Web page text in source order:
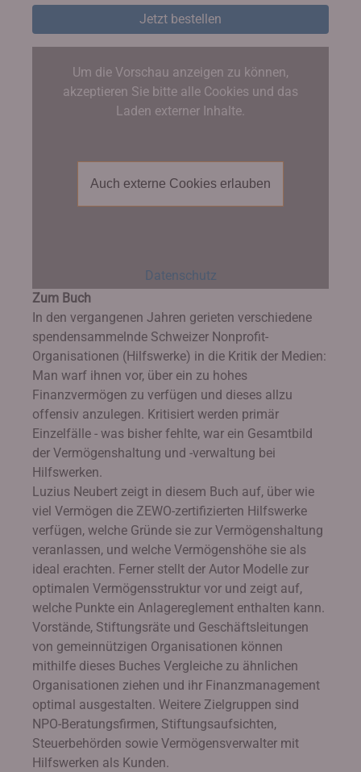
Jetzt bestellen
Um die Vorschau anzeigen zu können,
akzeptieren Sie bitte alle Cookies und das
Laden externer Inhalte.
Auch externe Cookies erlauben
Datenschutz
Zum Buch
In den vergangenen Jahren gerieten verschiedene
spendensammelnde Schweizer Nonprofit-
Organisationen (Hilfswerke) in die Kritik der Medien:
Man warf ihnen vor, über ein zu hohes
Finanzvermögen zu verfügen und dieses allzu
offensiv anzulegen. Kritisiert werden primär
Einzelfälle - was bisher fehlte, war ein Gesamtbild
der Vermögenshaltung und -verwaltung bei
Hilfswerken.
Luzius Neubert zeigt in diesem Buch auf, über wie
viel Vermögen die ZEWO-zertifizierten Hilfswerke
verfügen, welche Gründe sie zur Vermögenshaltung
veranlassen, und welche Vermögenshöhe sie als
ideal erachten. Ferner stellt der Autor Modelle zur
optimalen Vermögensstruktur vor und zeigt auf,
welche Punkte ein Anlagereglement enthalten kann.
Vorstände, Stiftungsräte und Geschäftsleitungen
von gemeinnützigen Organisationen können
mithilfe dieses Buches Vergleiche zu ähnlichen
Organisationen ziehen und ihr Finanzmanagement
optimal ausgestalten. Weitere Zielgruppen sind
NPO-Beratungsfirmen, Stiftungsaufsichten,
Steuerbehörden sowie Vermögensverwalter mit
Hilfswerken als Kunden.